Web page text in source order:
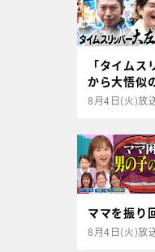
「タイム
から大悟似
8月4日(火)放
ママを振り
8月4日(火)放